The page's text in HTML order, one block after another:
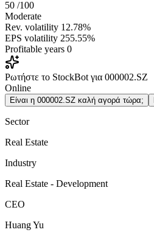
50 /100
Moderate
Rev. volatility 12.78%
EPS volatility 255.55%
Profitable years 0
Ρωτήστε το StockBot για 000002.SZ
Online
Είναι η 000002.SZ καλή αγορά τώρα;
Sector
Real Estate
Industry
Real Estate - Development
CEO
Huang Yu